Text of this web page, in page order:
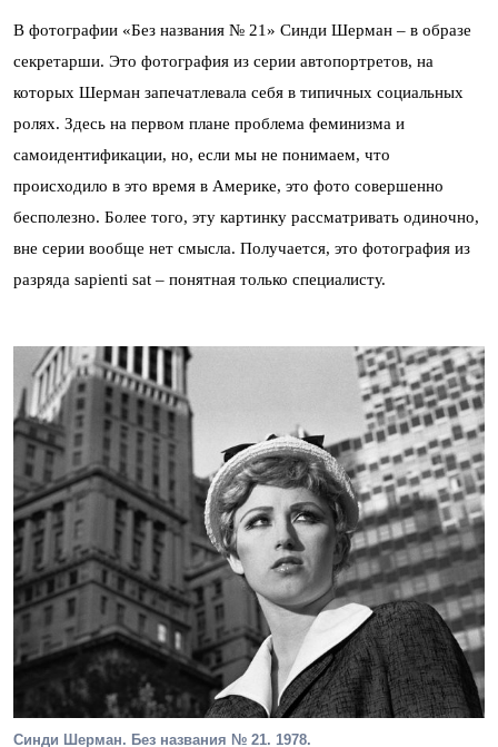
В фотографии «Без названия № 21» Синди Шерман – в образе
секретарши. Это фотография из серии автопортретов, на
которых Шерман запечатлевала себя в типичных социальных
ролях. Здесь на первом плане проблема феминизма и
самоидентификации, но, если мы не понимаем, что
происходило в это время в Америке, это фото совершенно
бесполезно. Более того, эту картинку рассматривать одиночно,
вне серии вообще нет смысла. Получается, это фотография из
разряда sapienti sat – понятная только специалисту.
Синди Шерман. Без названия № 21. 1978.